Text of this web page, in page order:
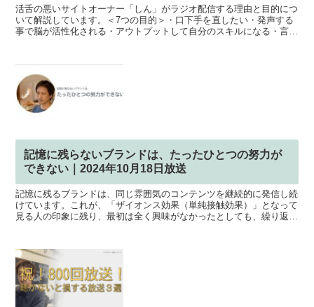
活舌の悪いサイトオーナー「しん」がラジオ配信する理由と目的につ
いて解説しています。＜7つの目的＞・口下手を直したい・発声する
事で脳が活性化される・アウトプットして自分のスキルになる・言語
記憶に残らないブランドは、たったひとつの努力が
できない｜2024年10月18日放送
記憶に残るブランドは、同じ雰囲気のコンテンツを継続的に発信し続
けています。これが、「ザイオンス効果（単純接触効果）」となって
見る人の印象に残り、最初は全く興味がなかったとしても、繰り返し